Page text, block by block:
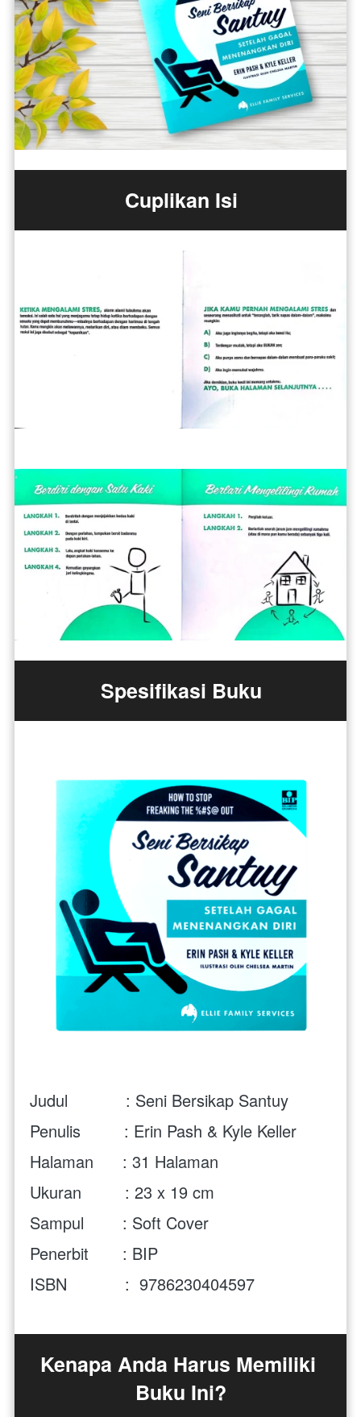
Cuplikan Isi
Spesifikasi Buku
Judul            : Seni Bersikap Santuy
Penulis         : Erin Pash & Kyle Keller
Halaman      : 31 Halaman
Ukuran         : 23 x 19 cm
Sampul        : Soft Cover
Penerbit       : BIP
ISBN            : 9786230404597
Kenapa Anda Harus Memiliki
Buku Ini?